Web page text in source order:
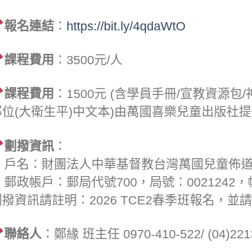
報名連結： https://bit.ly/4qdaWtO
課程費用 ：3500元/人
課程費用 ：1500元 (含學員手冊/宣教資源包
(大衛生平)中文本)由萬國喜樂兒童出版社
劃撥資訊：
戶名：財團法人中華基督教台灣萬國兒童佈
郵政帳戶：郵局代號700，局號：0021242，
資訊請註明：2026 TCE2春季班報名，並
聯絡人：鄭緣 班主任 0970-410-522/